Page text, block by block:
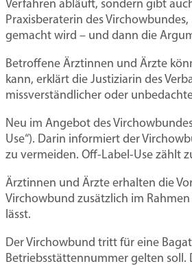
Praxisberatung
Rechtsberatung
Mentoren-Programm
und
Wie Sie
30.000 Euro
Schnitt jede
Virchowbund
Das können
Verfahren abläuft, sondern gibt
Praxisberaterin des
gemacht wird – und dann die
Betroffene Ärztinnen und Ärzte
kann, erklärt die Justiziarin des
missverständlicher oder
Neu im Angebot des
Use“). Darin informiert der
zu vermeiden. Off-Label-Use zählt
Ärztinnen und Ärzte erhalten die
Virchowbund zusätzlich im
lässt.
Der Virchowbund tritt für eine
Betriebsstättennummer gelten soll.